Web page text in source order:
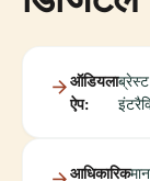
ऑडियला
ऐप:
आधिकारिक